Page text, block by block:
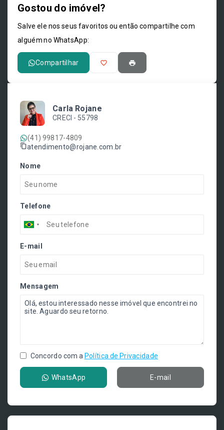
Gostou do imóvel?
Salve ele nos seus favoritos ou então compartilhe com
alguém no WhatsApp:
Compartilhar
Carla Rojane
CRECI - 55798
(41) 99817-4809
atendimento@rojane.com.br
Nome
Telefone
E-mail
Mensagem
Concordo com a Política de Privacidade
WhatsApp E-mail